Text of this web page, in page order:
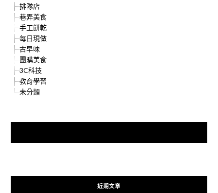
排隊店
巷弄美食
手工餅乾
每日現做
古早味
團購美食
3C科技
教育學習
未分類
近期文章